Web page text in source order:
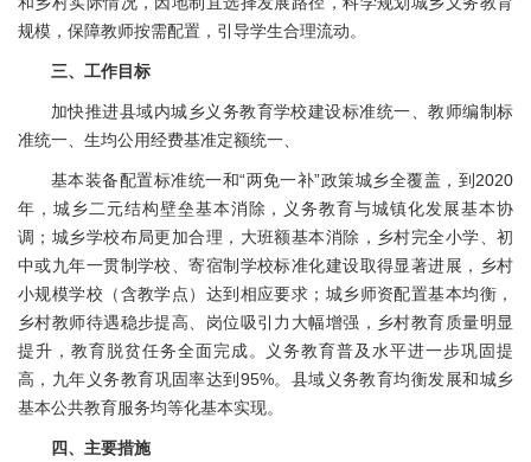
规模，保障教师按需配置，引导学生合理流动。
三、工作目标
加快推进县域内城乡义务教育学校建设标准统一、教师编制标
准统一、生均公用经费基准定额统一、
基本装备配置标准统一和“两免一补”政策城乡全覆盖，到2020
年，城乡二元结构壁垒基本消除，义务教育与城镇化发展基本协
调；城乡学校布局更加合理，大班额基本消除，乡村完全小学、初
中或九年一贯制学校、寄宿制学校标准化建设取得显著进展，乡村
小规模学校（含教学点）达到相应要求；城乡师资配置基本均衡，
乡村教师待遇稳步提高、岗位吸引力大幅增强，乡村教育质量明显
提升，教育脱贫任务全面完成。义务教育普及水平进一步巩固提
高，九年义务教育巩固率达到95%。县域义务教育均衡发展和城乡
基本公共教育服务均等化基本实现。
四、主要措施